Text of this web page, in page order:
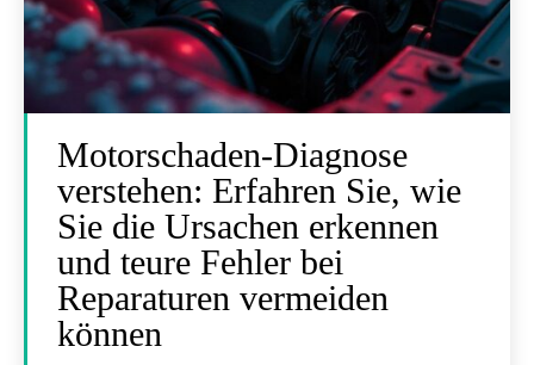
Motorschaden-Diagnose
verstehen: Erfahren Sie, wie
Sie die Ursachen erkennen
und teure Fehler bei
Reparaturen vermeiden
können